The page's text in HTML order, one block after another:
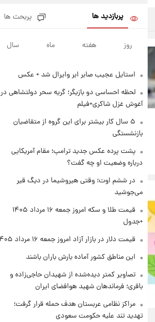
جزئیات فعال‌سازی «کیف پول
ایران» اعلام شد+فیلم
۱ روز پیش
۱۵ مرداد ۱۴۰۵ +جدول
قیمت طلا و سکه امروز پنجشنبه
۱۵ مرداد ۱۴۰۵
شارژ جدید کالابرگ برای سه
پربازدید ها پربحث ها
روز هفته ماه سال
استایل عجیب صابر ابر وایرال شد + عکس
لحظه احساسی دو بازیگر؛ گریه سحر دولتشاهی در
آغوش غزل شاکری+فیلم
۵ سال کار بیشتر برای این گروه از متقاضیان
بازنشستگی
پشت پرده عکس جدید ترامپ؛ مقام آمریکایی
درباره وضعیت او چه گفت؟
در ششم اوت؛ وقتی هیروشیما در دیگ قیر
می‌جوشید
قیمت طلا و سکه امروز جمعه ۱۶ مرداد ۱۴۰۵
+جدول
قیمت دلار در بازار آزاد امروز جمعه ۱۶ مرداد ۱۴۰۵
این مناطق کشور آماده بارش باران باشند
تصاویر کمتر دیده‌شده از شهیدان حاجی‌زاده و
باقری؛ فرماندهان شهید هوافضای ایران
مراکز نظامی عربستان هدف حمله قرار گرفت؛
تهدید تند علیه حکومت سعودی